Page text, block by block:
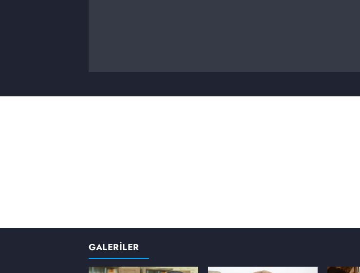
GALERİLER